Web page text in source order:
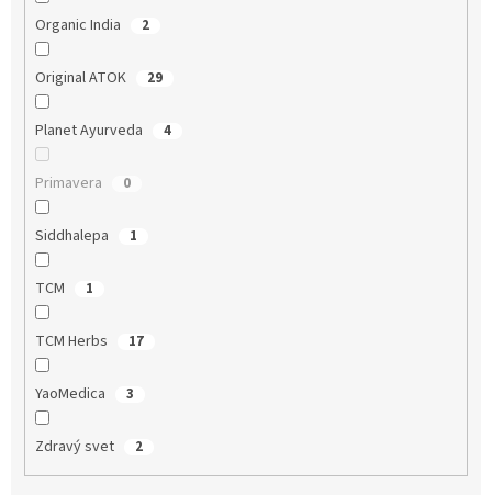
Organic India 2
Original ATOK 29
Planet Ayurveda 4
Primavera 0
Siddhalepa 1
TCM 1
TCM Herbs 17
YaoMedica 3
Zdravý svet 2